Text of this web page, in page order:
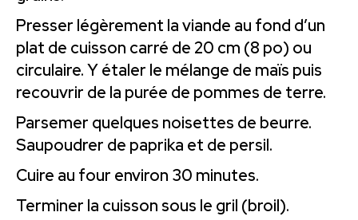
Presser légèrement la viande au fond d’un
plat de cuisson carré de 20 cm (8 po) ou
circulaire. Y étaler le mélange de maïs puis
recouvrir de la purée de pommes de terre.
Parsemer quelques noisettes de beurre.
Saupoudrer de paprika et de persil.
Cuire au four environ 30 minutes.
Terminer la cuisson sous le gril (broil).